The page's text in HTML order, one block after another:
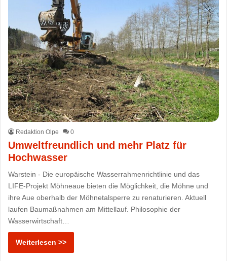
Redaktion Olpe 0
Umweltfreundlich und mehr Platz für
Hochwasser
Warstein - Die europäische Wasserrahmenrichtlinie und das
LIFE-Projekt Möhneaue bieten die Möglichkeit, die Möhne und
ihre Aue oberhalb der Möhnetalsperre zu renaturieren. Aktuell
laufen Baumaßnahmen am Mittellauf. Philosophie der
Wasserwirtschaft…
Weiterlesen >>